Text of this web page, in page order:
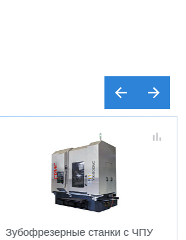
Зубофрезерные станки с ЧПУ